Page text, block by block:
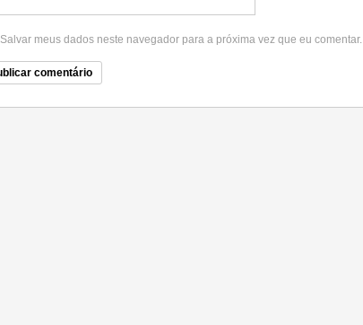
Salvar meus dados neste navegador para a próxima vez que eu comentar.